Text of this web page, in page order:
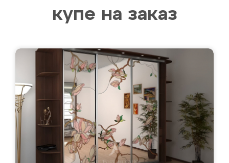
купе на заказ